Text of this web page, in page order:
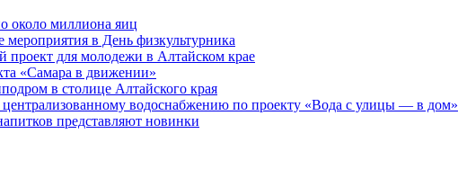
около миллиона яиц
в День физкультурника
проект для молодежи в Алтайском крае
«Самара в движении»
в столице Алтайского края
водоснабжению по проекту «Вода с улицы — в дом»
представляют новинки